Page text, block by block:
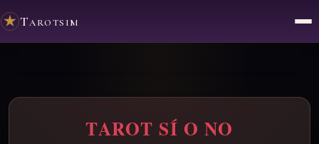
Tarotsim
TAROT SÍ O NO